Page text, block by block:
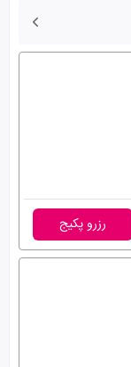
رزرو پکیج